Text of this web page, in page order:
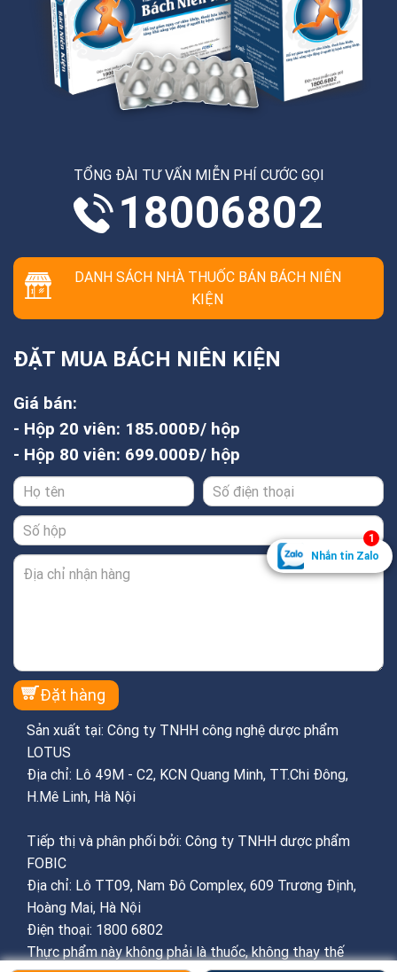
TỔNG ĐÀI TƯ VẤN MIỄN PHÍ CƯỚC GỌI
18006802
DANH SÁCH NHÀ THUỐC BÁN BÁCH NIÊN
KIỆN
ĐẶT MUA BÁCH NIÊN KIỆN
Giá bán:
- Hộp 20 viên: 185.000Đ/ hộp
- Hộp 80 viên: 699.000Đ/ hộp
Sản xuất tại: Công ty TNHH công nghệ dược phẩm
LOTUS
Địa chỉ: Lô 49M - C2, KCN Quang Minh, TT.Chi Đông,
H.Mê Linh, Hà Nội
Tiếp thị và phân phối bởi: Công ty TNHH dược phẩm
FOBIC
Địa chỉ: Lô TT09, Nam Đô Complex, 609 Trương Định,
Hoàng Mai, Hà Nội
Điện thoại: 1800 6802
Thực phẩm này không phải là thuốc, không thay thế
Nhắn tin Zalo
1